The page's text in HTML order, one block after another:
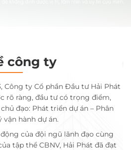
công ty
Công ty Cổ phần Đầu tư Hải Phát
rõ ràng, đầu tư có trọng điểm,
đạo: Phát triển dự án – Phân
vận hành dự án.
của đội ngũ lãnh đạo cùng
tập thể CBNV, Hải Phát đã đạt